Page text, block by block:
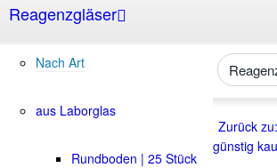
Reagenzgläser
Nach Art
aus Laborglas
Rundboden | 25 Stück
Zurück
günstig